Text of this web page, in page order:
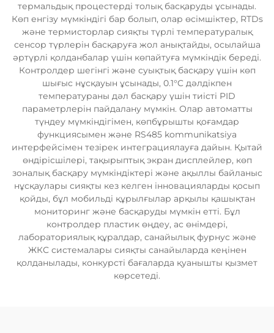
термальдық процестерді толық басқаруды ұсынады.
Көп енгізу мүмкіндігі бар болып, олар өсімшіктер, RTDs
және термисторлар сияқты түрлі температуралық
сенсор түрлерін басқаруға жол анықтайды, осылайша
әртүрлі қолданбалар үшін көпайтуға мүмкіндік береді.
Контролдер шегінгі және суықтық басқару үшін көп
шығыс нұсқауын ұсынады, 0.1°C дәлдікпен
температураны дәл басқару үшін тиісті PID
параметрлерін пайдалану мүмкін. Олар автоматты
түндеу мүмкіндігімен, көпбұрышты қоғамдар
функциясымен және RS485 kommunikatsiya
интерфейсімен тезірек интеграциялауға дайын. Қытай
өндірісшілері, тақырыптық экран дисплейлер, көп
зоналық басқару мүмкіндіктері және ақыллы байланыс
нұсқаулары сияқты кез келген інновацияларды қосып
қойды, бұл мобильді құрылғылар арқылы қашықтан
мониторинг және басқаруды мүмкін етті. Бұл
контролдер пластик өңдеу, ас өнімдері,
лабораториялық құралдар, санайылық фурнус және
ЖКС системалары сияқты санайыларда кеңінен
қолданылады, конкурсті бағаларда қуанышты қызмет
көрсетеді.